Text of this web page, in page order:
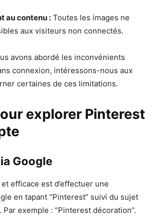
au contenu : Toutes les images ne
aux visiteurs non connectés.
avons abordé les inconvénients
connexion, intéressons-nous aux
certaines de ces limitations.
explorer Pinterest
Google
efficace est d’effectuer une
en tapant “Pinterest” suivi du sujet
exemple : “Pinterest décoration”.